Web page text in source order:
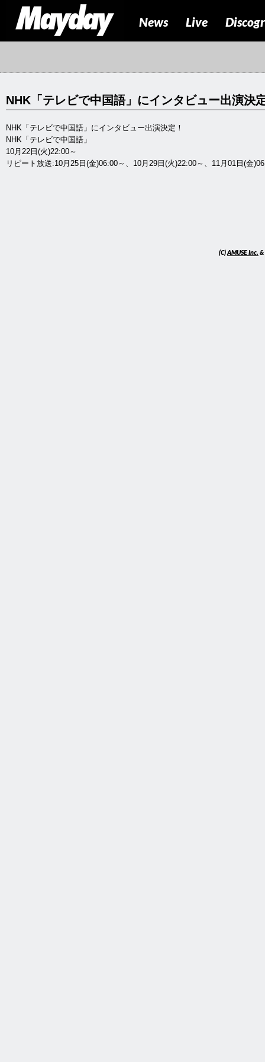
News Live
NHK「テレビで中国語」にインタビュー出演決
NHK「テレビで中国語」にインタビュー出演決定！
NHK「テレビで中国語」
10月22日(火)22:00～
リピート放送:10月25日(金)06:00～、10月29日(火)22:00～、11月01日(金
(C)AMUSE Inc. &